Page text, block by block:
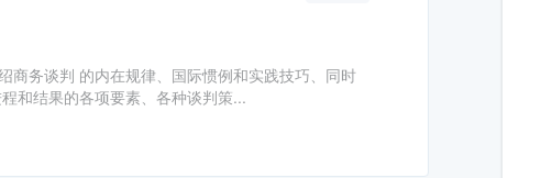
商务谈判 的内在规律、国际惯例和实践技巧、同时
和结果的各项要素、各种谈判策...